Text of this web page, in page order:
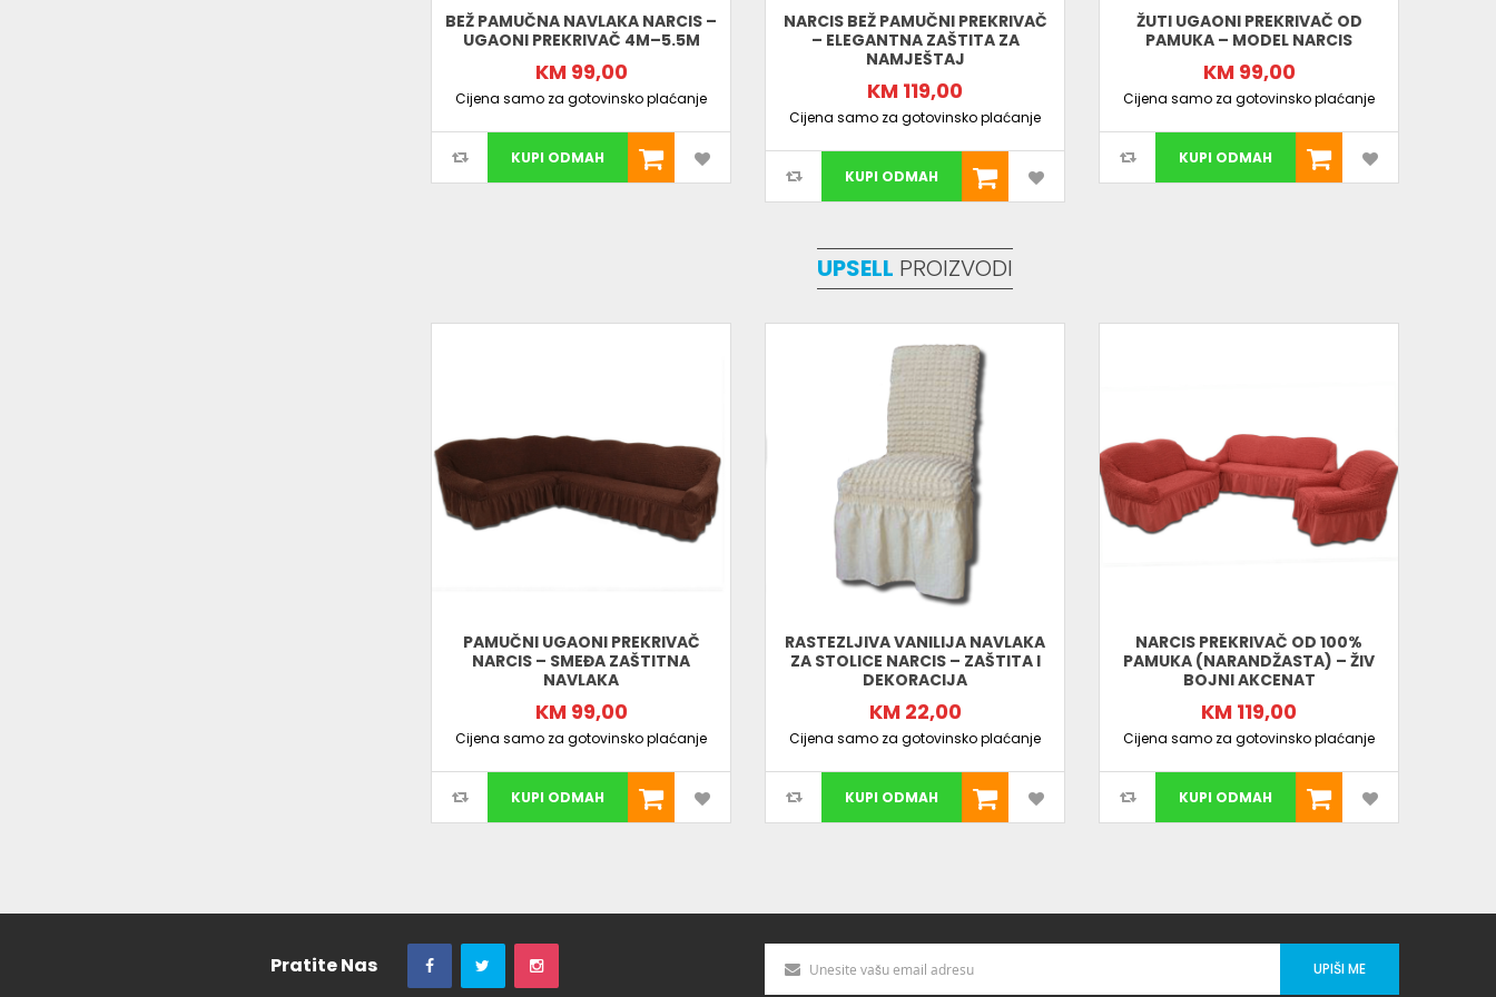
BEŽ PAMUČNA NAVLAKA NARCIS –
UGAONI PREKRIVAČ 4M–5.5M
KM 99,00
Cijena samo za gotovinsko plaćanje
KUPI ODMAH
NARCIS BEŽ PAMUČNI PREKRIVAČ
– ELEGANTNA ZAŠTITA ZA
NAMJEŠTAJ
KM 119,00
Cijena samo za gotovinsko plaćanje
KUPI ODMAH
ŽUTI UGAONI PREKRIVAČ OD
PAMUKA – MODEL NARCIS
KM 99,00
Cijena samo za gotovinsko plaćanje
KUPI ODMAH
UPSELL PROIZVODI
PAMUČNI UGAONI PREKRIVAČ
NARCIS – SMEĐA ZAŠTITNA
NAVLAKA
KM 99,00
Cijena samo za gotovinsko plaćanje
KUPI ODMAH
RASTEZLJIVA VANILIJA NAVLAKA
ZA STOLICE NARCIS – ZAŠTITA I
DEKORACIJA
KM 22,00
Cijena samo za gotovinsko plaćanje
KUPI ODMAH
NARCIS PREKRIVAČ OD 100%
PAMUKA (NARANDŽASTA) – ŽIV
BOJNI AKCENAT
KM 119,00
Cijena samo za gotovinsko plaćanje
KUPI ODMAH
Pratite Nas UPIŠI ME